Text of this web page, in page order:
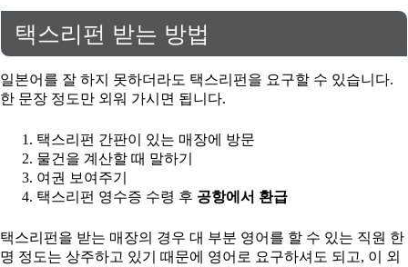
택스리펀 받는 방법
일본어를 잘 하지 못하더라도 택스리펀을 요구할 수 있습니다.
한 문장 정도만 외워 가시면 됩니다.
택스리펀 간판이 있는 매장에 방문
물건을 계산할 때 말하기
여권 보여주기
택스리펀 영수증 수령 후 공항에서 환급
택스리펀을 받는 매장의 경우 대 부분 영어를 할 수 있는 직원 한
명 정도는 상주하고 있기 때문에 영어로 요구하셔도 되고, 이 외